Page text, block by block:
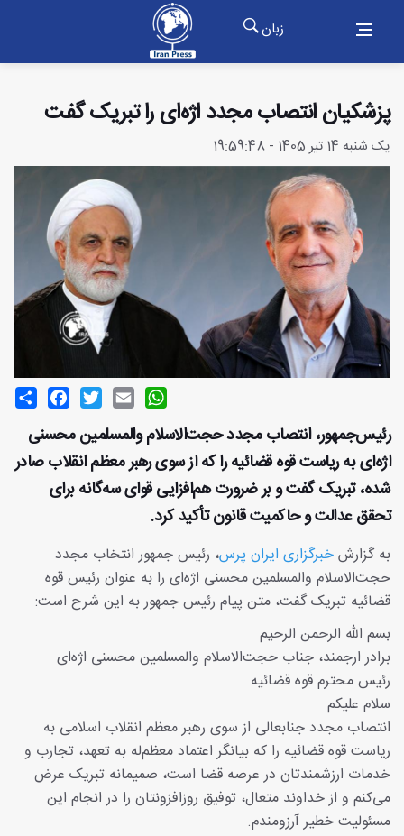
زبان
پزشکیان انتصاب مجدد اژه‌ای را تبریک گفت
یک شنبه 14 تیر 1405 - 19:59:48
Share
FacebookTwitterEmail
WhatsApp
رئیس‌جمهور، انتصاب مجدد حجت‌الاسلام والمسلمین محسنی
اژه‌ای به ریاست قوه قضائیه را که از سوی رهبر معظم انقلاب صادر
شده، تبریک گفت و بر ضرورت هم‌افزایی قوای سه‌گانه برای
تحقق عدالت و حاکمیت قانون تأکید کرد.
به گزارشخبرگزاری ایران پرس، رئیس جمهور انتخاب مجدد
حجت‌الاسلام والمسلمین محسنی اژه‌ای را به عنوان رئیس قوه
قضائیه تبریک گفت، متن پیام رئیس جمهور به این شرح است:
بسم‌ الله الرحمن الرحیم
برادر ارجمند، جناب حجت‌الاسلام والمسلمین محسنی اژه‌ای
رئیس محترم قوه قضائیه
سلام علیکم
انتصاب مجدد جنابعالی از سوی رهبر معظم انقلاب اسلامی به
ریاست قوه قضائیه را که بیانگر اعتماد معظم‌له به تعهد، تجارب و
خدمات ارزشمندتان در عرصه قضا است، صمیمانه تبریک عرض
می‌کنم و از خداوند متعال، توفیق روزافزونتان را در انجام این
مسئولیت خطیر آرزومندم.